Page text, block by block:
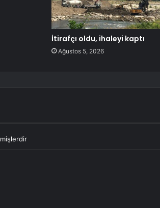
İtirafçı oldu, ihaleyi kaptı
Ağustos 5, 2026